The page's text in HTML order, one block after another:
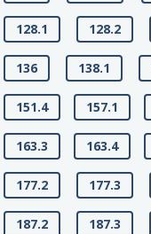
128.1 128.2
136 138.1
151.4 157.1
163.3 163.4
177.2 177.3
187.2 187.3